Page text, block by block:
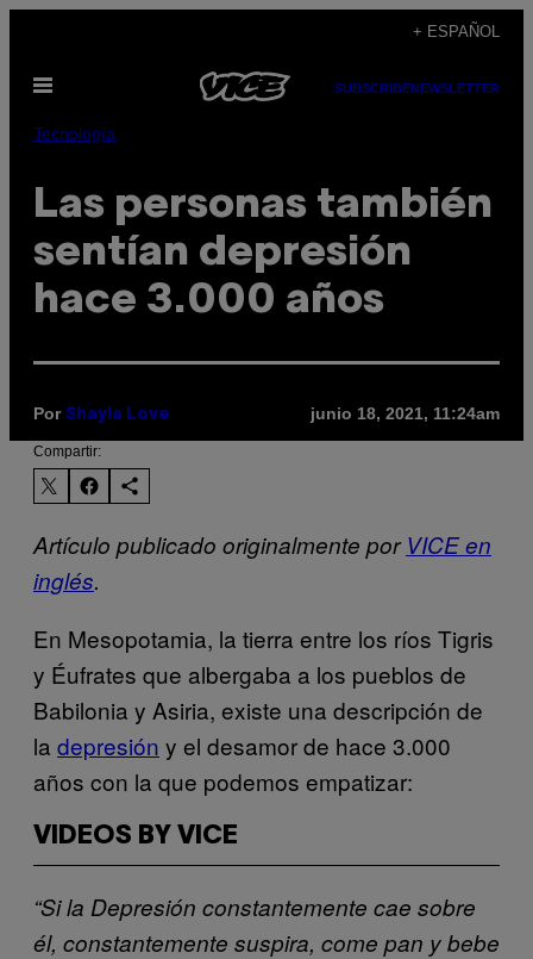
contenido
+ ESPAÑOL
Abrir
SUBSCRIBENEWSLETTER
Tecnología
Las personas también
sentían depresión
hace 3.000 años
Por Shayla Love junio 18, 2021, 11:24am
Compartir:
Artículo publicado originalmente porVICE en
inglés.
En Mesopotamia, la tierra entre los ríos Tigris
y Éufrates que albergaba a los pueblos de
Babilonia y Asiria, existe una descripción de
la depresión y el desamor de hace 3.000
años con la que podemos empatizar:
VIDEOS BY VICE
“Si la Depresión constantemente cae sobre
él, constantemente suspira, come pan y bebe